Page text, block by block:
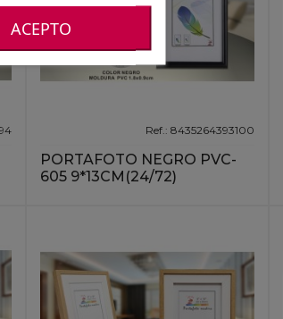
Ref.: 8435264393100
PORTAFOTO NEGRO PVC-
605 9*13CM(24/72)
ACEPTO